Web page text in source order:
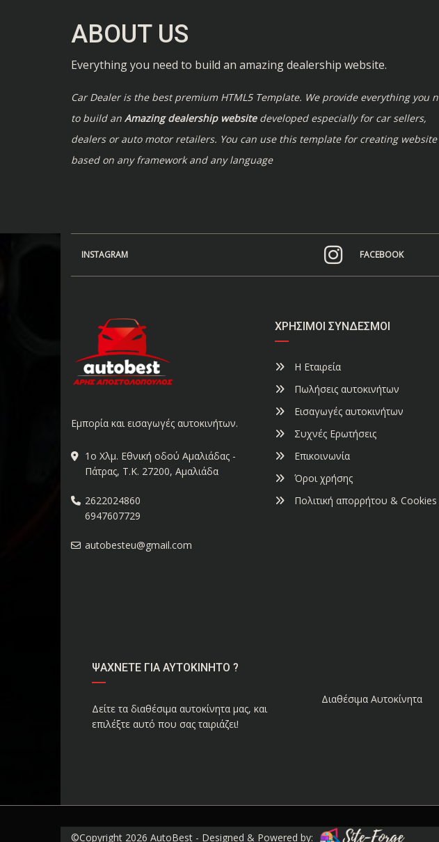
ABOUT US
Everything you need to build an amazing dealership website.
Car Dealer is the best premium HTML5 Template. We provide everything you
to build an Amazing dealership website developed especially for car sellers,
dealers or auto motor retailers. You can use this template for creating website
based on any framework and any language
INSTAGRAM FACEBOOK
Εμπορία και εισαγωγές αυτοκινήτων.
1ο Χλμ. Εθνική οδού Αμαλιάδας -
Πάτρας, Τ.Κ. 27200, Αμαλιάδα
2622024860
6947607729
autobesteu@gmail.com
ΧΡΉΣΙΜΟΙ ΣΎΝΔΕΣΜΟΙ
Η Εταιρεία
Πωλήσεις αυτοκινήτων
Εισαγωγές αυτοκινήτων
Συχνές Ερωτήσεις
Επικοινωνία
Όροι χρήσης
Πολιτική απορρήτου & Cookies
ΨΑΧΝΕΤΕ ΓΙΑ ΑΥΤΟΚΙΝΗΤΟ ?
Δείτε τα διαθέσιμα αυτοκίνητα μας, και
επιλέξτε αυτό που σας ταιριάζει!
Διαθέσιμα Αυτοκίνητα
©Copyright 2026 AutoBest - Designed & Powered by: